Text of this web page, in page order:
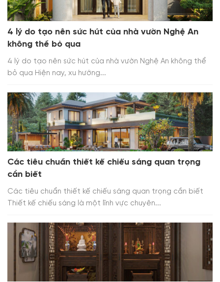
4 lý do tạo nên sức hút của nhà vườn Nghệ An
không thể bỏ qua
4 lý do tạo nên sức hút của nhà vườn Nghệ An không thể
bỏ qua Hiện nay, xu hướng...
Các tiêu chuẩn thiết kế chiếu sáng quan trọng
cần biết
Các tiêu chuẩn thiết kế chiếu sáng quan trọng cần biết
Thiết kế chiếu sáng là một lĩnh vực chuyên...